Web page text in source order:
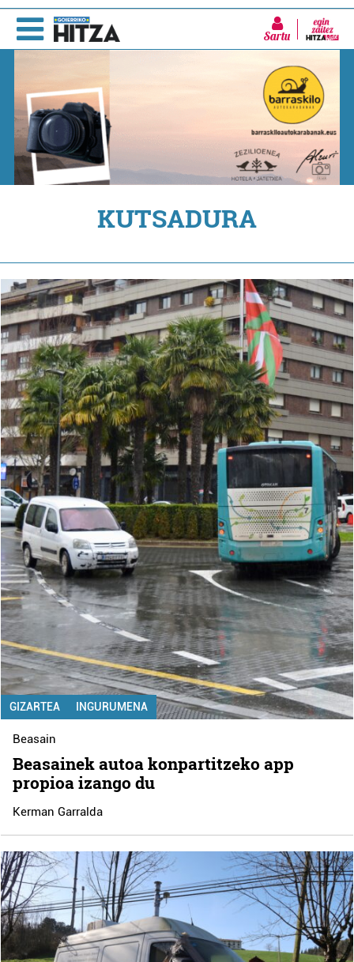
Sartu
KUTSADURA
GIZARTEA INGURUMENA
Beasain
Beasainek autoa konpartitzeko app
propioa izango du
Kerman Garralda